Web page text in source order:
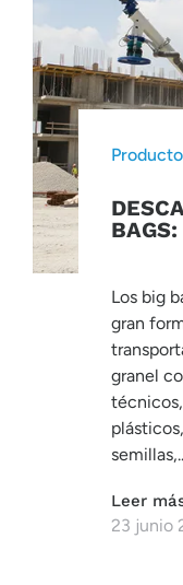
Los big
gran
granel
Leer
23 junio